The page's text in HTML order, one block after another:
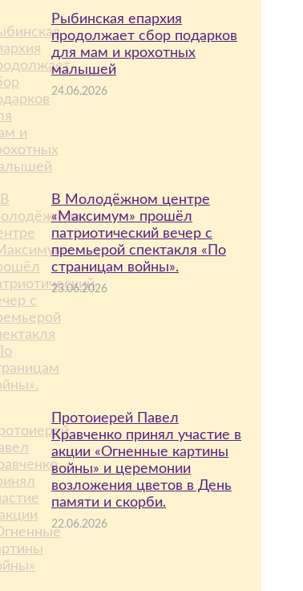
Рыбинская епархия
продолжает сбор подарков
для мам и крохотных
малышей
24.06.2026
В Молодёжном центре
«Максимум» прошёл
патриотический вечер с
премьерой спектакля «По
страницам войны».
23.06.2026
Протоиерей Павел
Кравченко принял участие в
акции «Огненные картины
войны» и церемонии
возложения цветов в День
памяти и скорби.
22.06.2026